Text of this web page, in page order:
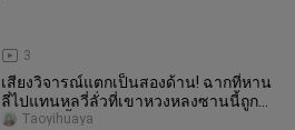
3
เสียงวิจารณ์แตกเป็นสองด้าน! ฉากที่หาน
ลี่ไปแทนหลวี่ลั่วที่เขาหวงหลงซานนี้ถูก
ดัดแปลงขึ้นมา ทำไมถึงกลาย
Taoyihuaya